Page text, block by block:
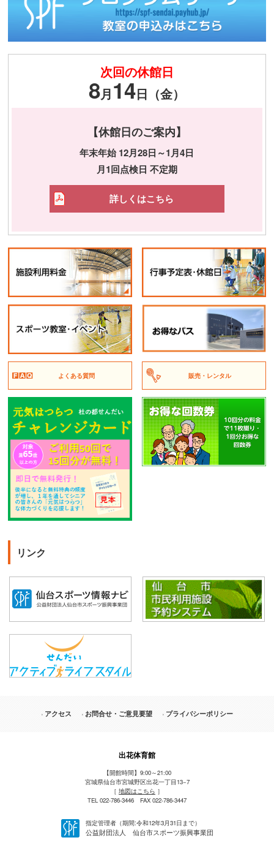
次回の休館日
8月14日（金）
【休館日のご案内】
年末年始 12月28日～1月4日
月1回点検日 不定期
詳しくはこちら
よくある質問 販売・レンタル
リンク
アクセス お問合せ・ご意見要望 プライバシーポリシー
出花体育館
【開館時間】9:00～21:00
宮城県仙台市宮城野区出花一丁目13−7
［ 地図はこちら ］
TEL 022-786-3446 FAX 022-786-3447
指定管理者（期間:令和12年3月31日まで）
公益財団法人 仙台市スポーツ振興事業団